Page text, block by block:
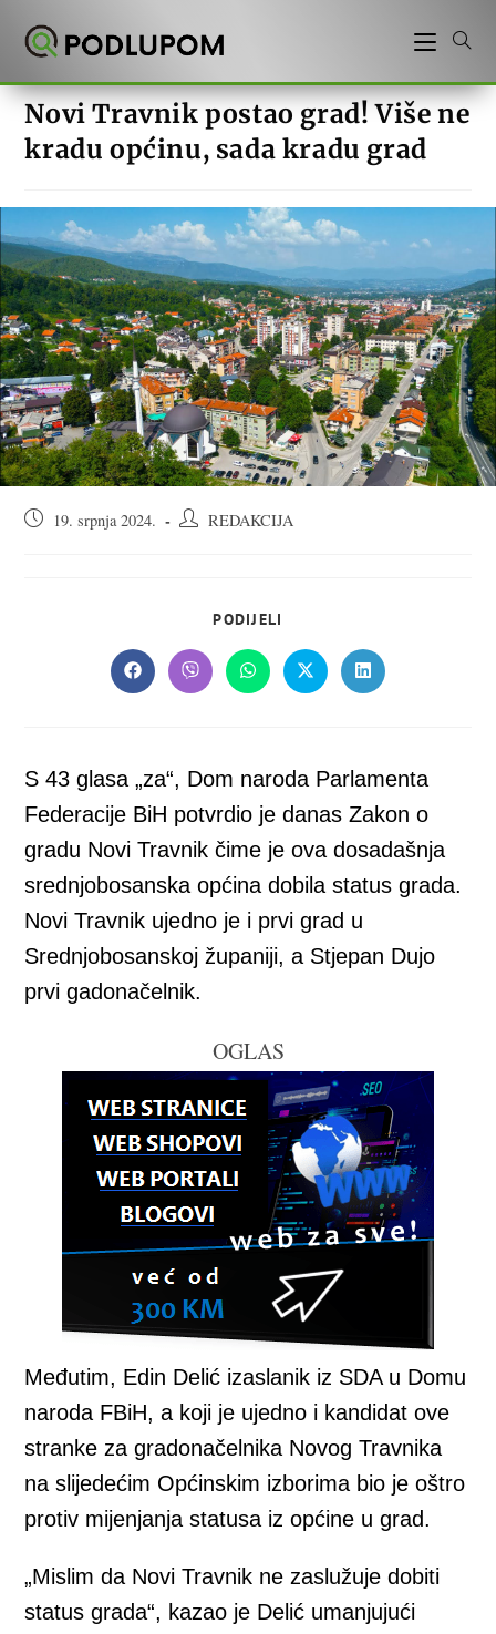
Novi Travnik postao grad! Više ne
kradu općinu, sada kradu grad
Objava19. srpnja 2024.
AutorREDAKCIJA
PODIJELI
CONTENT
Opens
in
Opens
in
Opens
in
Opens
in
Opens
in
S 43 glasa „za“, Dom naroda Parlamenta
Federacije BiH potvrdio je danas Zakon o
gradu Novi Travnik čime je ova dosadašnja
srednjobosanska općina dobila status grada.
Novi Travnik ujedno je i prvi grad u
Srednjobosanskoj županiji, a Stjepan Dujo
prvi gadonačelnik.
OGLAS
Međutim, Edin Delić izaslanik iz SDA u Domu
naroda FBiH, a koji je ujedno i kandidat ove
stranke za gradonačelnika Novog Travnika
na slijedećim Općinskim izborima bio je oštro
protiv mijenjanja statusa iz općine u grad.
„Mislim da Novi Travnik ne zaslužuje dobiti
status grada“, kazao je Delić umanjujući